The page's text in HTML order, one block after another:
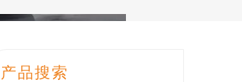
产品搜索